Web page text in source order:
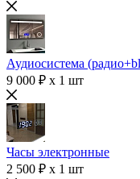
Аудиосистема
9 000 ₽ x 1 шт
Часы электронные
2 500 ₽ x 1 шт